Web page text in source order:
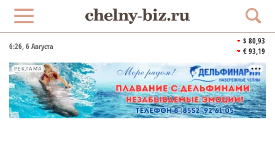
6:26, 6 Августа
$ 80,93
€ 93,19
РЕКЛАМА